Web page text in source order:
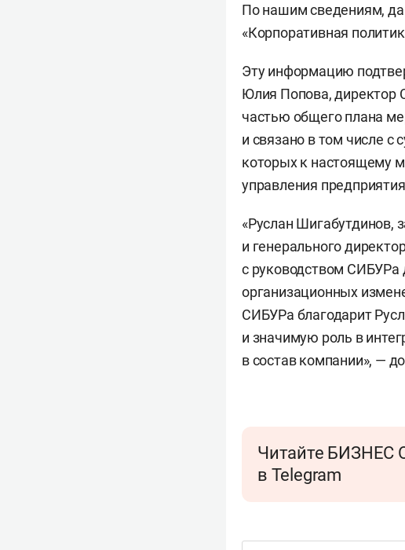
По нашим сведениям,
«Корпоративная
Эту информацию
Юлия Попова, директор
частью общего плана
и связано в том числе с
которых к настоящему
управления
«Руслан Шигабутдинов,
и генерального
с руководством СИБУРа
организационных
СИБУРа благодарит
и значимую роль в
в состав компании», —
Читайте БИЗНЕС
в Telegram